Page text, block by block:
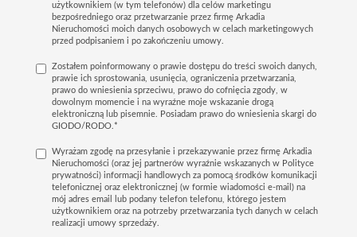
użytkownikiem (w tym telefonów) dla celów marketingu
bezpośredniego oraz przetwarzanie przez firmę Arkadia
Nieruchomości moich danych osobowych w celach marketingowych
przed podpisaniem i po zakończeniu umowy.
Zostałem poinformowany o prawie dostępu do treści swoich danych,
prawie ich sprostowania, usunięcia, ograniczenia przetwarzania,
prawo do wniesienia sprzeciwu, prawo do cofnięcia zgody, w
dowolnym momencie i na wyraźne moje wskazanie drogą
elektroniczną lub pisemnie. Posiadam prawo do wniesienia skargi do
GIODO/RODO.*
Wyrażam zgodę na przesyłanie i przekazywanie przez firmę Arkadia
Nieruchomości (oraz jej partnerów wyraźnie wskazanych w Polityce
prywatności) informacji handlowych za pomocą środków komunikacji
telefonicznej oraz elektronicznej (w formie wiadomości e-mail) na
mój adres email lub podany telefon telefonu, którego jestem
użytkownikiem oraz na potrzeby przetwarzania tych danych w celach
realizacji umowy sprzedaży.